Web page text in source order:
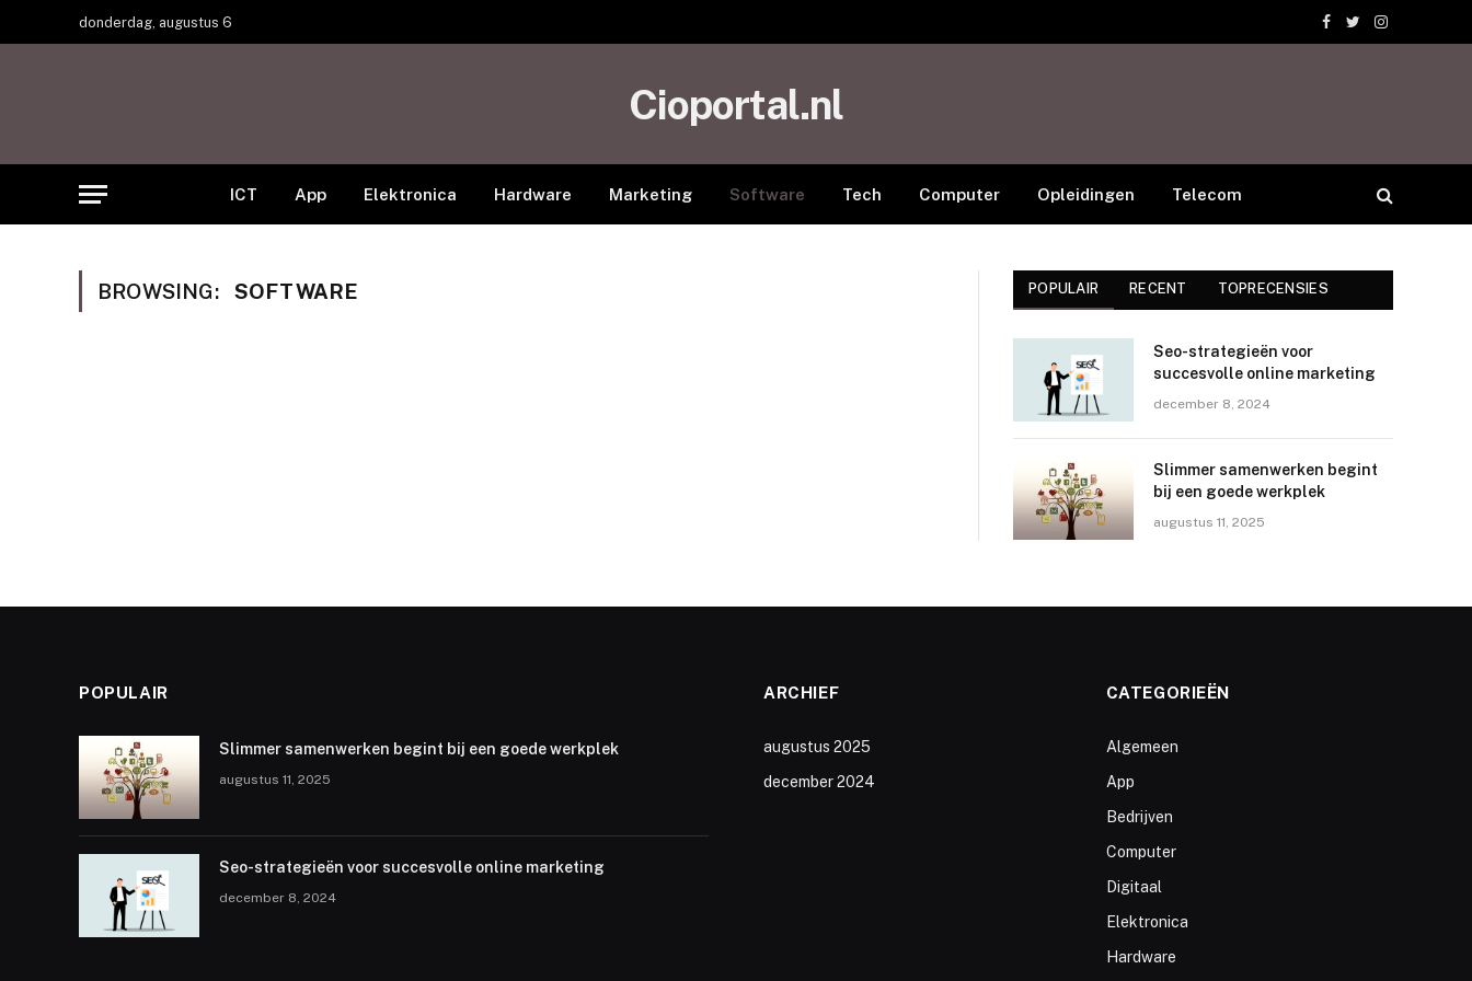
donderdag, augustus 6
Facebook
TwitterInstagram
Cioportal.nl
ICT App Elektronica Hardware Marketing Software Tech Computer Opleidingen Telecom
BROWSING: SOFTWARE POPULAIR RECENT TOPRECENSIES
Seo-strategieën voor
succesvolle online marketing
december 8, 2024
Slimmer samenwerken begint
bij een goede werkplek
augustus 11, 2025
POPULAIR
Slimmer samenwerken begint bij een goede werkplek
augustus 11, 2025
Seo-strategieën voor succesvolle online marketing
december 8, 2024
ARCHIEF
augustus 2025
december 2024
CATEGORIEËN
Algemeen
App
Bedrijven
Computer
Digitaal
Elektronica
Hardware